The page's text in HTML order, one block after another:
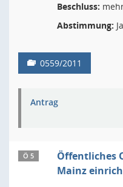
Beschluss:
Abstimmung:
0559/2011
Antrag
Ö 5
Öffentliches
Mainz